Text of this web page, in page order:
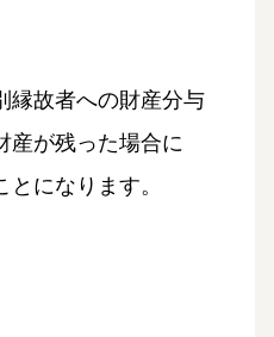
縁故者への財産分与
産が残った場合に
になります。